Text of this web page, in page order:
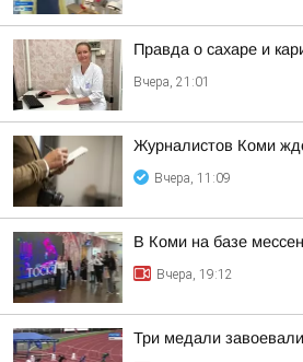
Правда о сахаре и
Вчера, 21:01
Журналистов Коми
Вчера, 11:09
В Коми на базе
Вчера, 19:12
Три медали